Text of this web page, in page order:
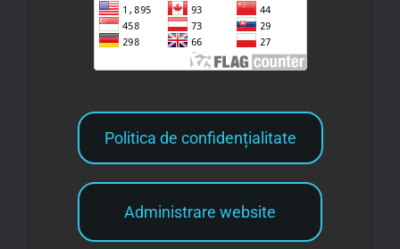
Politica de confidențialitate
Administrare website